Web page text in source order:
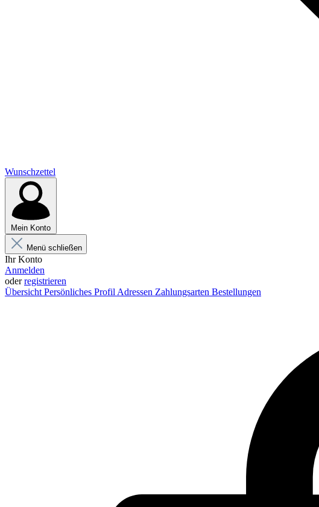
Wunschzettel
Mein Konto
Menü schließen
Ihr Konto
Anmelden
oderregistrieren
Übersicht Persönliches Profil Adressen Zahlungsarten Bestellungen